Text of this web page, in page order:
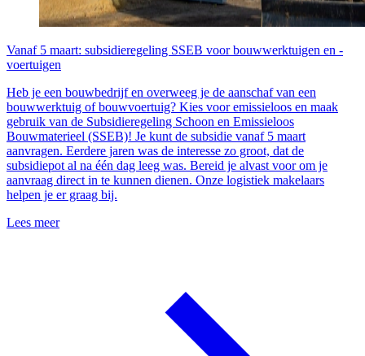
Vanaf 5 maart: subsidieregeling SSEB voor bouwwerktuigen en -
voertuigen
Heb je een bouwbedrijf en overweeg je de aanschaf van een
bouwwerktuig of bouwvoertuig? Kies voor emissieloos en maak
gebruik van de Subsidieregeling Schoon en Emissieloos
Bouwmaterieel (SSEB)! Je kunt de subsidie vanaf 5 maart
aanvragen. Eerdere jaren was de interesse zo groot, dat de
subsidiepot al na één dag leeg was. Bereid je alvast voor om je
aanvraag direct in te kunnen dienen. Onze logistiek makelaars
helpen je er graag bij.
Lees meer